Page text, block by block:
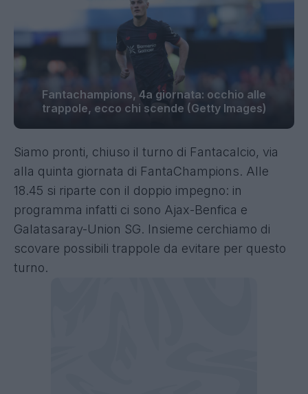
Fantachampions, 4a giornata: occhio alle
trappole, ecco chi scende (Getty Images)
Siamo pronti, chiuso il turno di Fantacalcio, via
alla quinta giornata di FantaChampions. Alle
18.45 si riparte con il doppio impegno: in
programma infatti ci sono Ajax-Benfica e
Galatasaray-Union SG. Insieme cerchiamo di
scovare possibili trappole da evitare per questo
turno.